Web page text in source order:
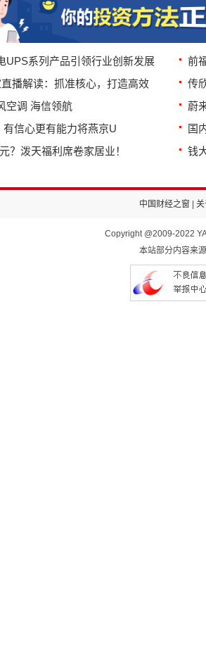
UPS系列产品引领行业创新发展
前
播解读：抓准核心，打造高效
传
空调 海信领航
蔚
信心更有能力将燕京U
国
？泼天福利席卷家居业！
钱
中国财经之窗 关
Copyright @2009-2022
本站部分内容来